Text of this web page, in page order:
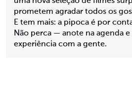
prometem agradar todos os
E tem mais: a pipoca é por
Não perca — anote na agenda e
experiência com a gente.